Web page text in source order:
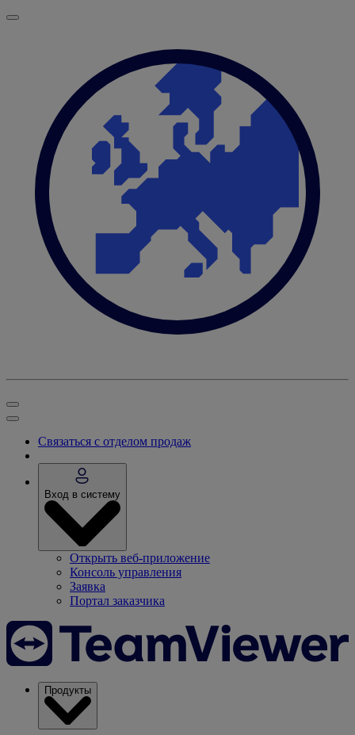
Связаться с отделом продаж
Вход в систему
Открыть веб-приложение
Консоль управления
Заявка
Портал заказчика
Продукты